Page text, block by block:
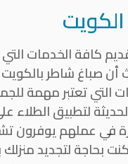
كافة الخدمات
أن صباغ شاطر
التي تعتبر مهمة
لتطبيق
في عملهم يوفرون
كنت بحاجة لتجديد